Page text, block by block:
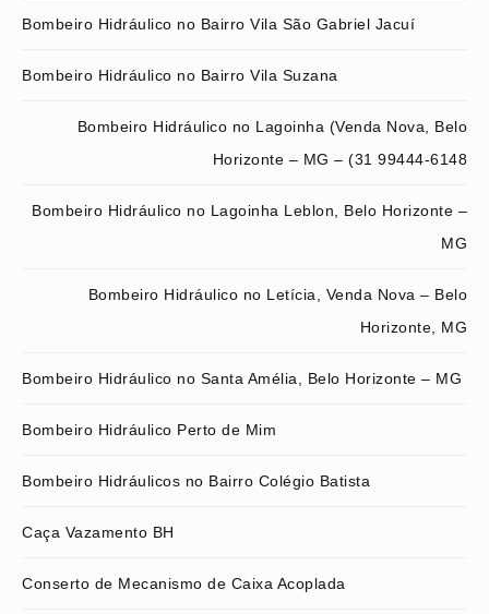
Bombeiro Hidráulico no Bairro Vila São Gabriel Jacuí
Bombeiro Hidráulico no Bairro Vila Suzana
Bombeiro Hidráulico no Lagoinha (Venda Nova, Belo
Horizonte – MG – (31 99444-6148
Bombeiro Hidráulico no Lagoinha Leblon, Belo Horizonte –
MG
Bombeiro Hidráulico no Letícia, Venda Nova – Belo
Horizonte, MG
Bombeiro Hidráulico no Santa Amélia, Belo Horizonte – MG
Bombeiro Hidráulico Perto de Mim
Bombeiro Hidráulicos no Bairro Colégio Batista
Caça Vazamento BH
Conserto de Mecanismo de Caixa Acoplada